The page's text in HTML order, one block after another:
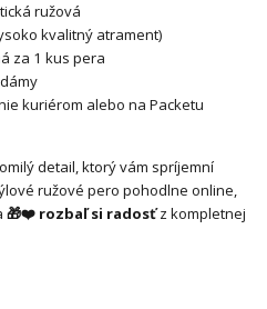
ružová
kvalitný atrament)
za 1 kus pera
kuriérom alebo na Packetu
detail, ktorý vám spríjemní
ružové pero pohodlne online,
🎁❤️ rozbaľ si radosťz kompletnej